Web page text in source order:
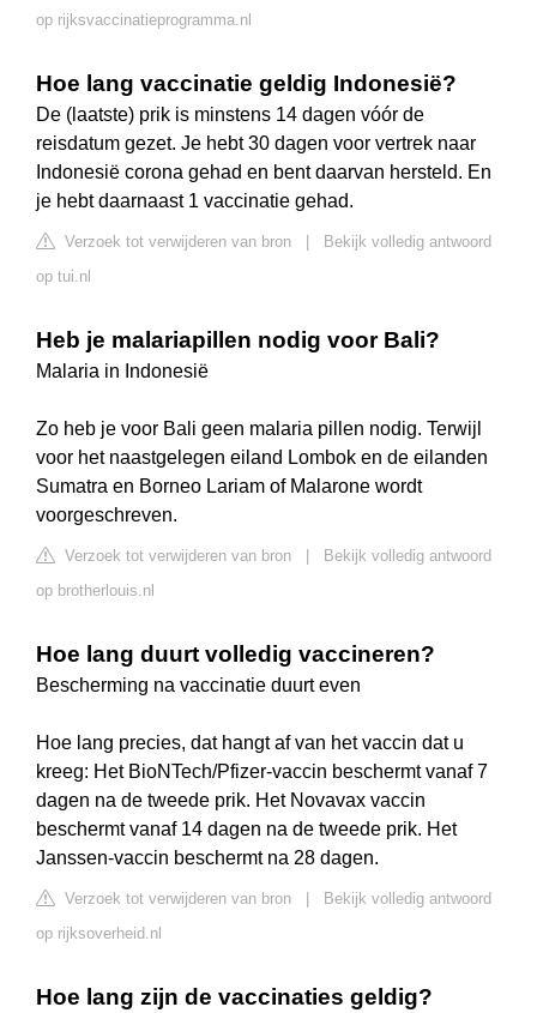
op rijksvaccinatieprogramma.nl
Hoe lang vaccinatie geldig Indonesië?
De (laatste) prik is minstens 14 dagen vóór de
reisdatum gezet. Je hebt 30 dagen voor vertrek naar
Indonesië corona gehad en bent daarvan hersteld. En
je hebt daarnaast 1 vaccinatie gehad.
Verzoek tot verwijderen van bron
Bekijk volledig antwoord
op tui.nl
Heb je malariapillen nodig voor Bali?
Malaria in Indonesië
Zo heb je voor Bali geen malaria pillen nodig. Terwijl
voor het naastgelegen eiland Lombok en de eilanden
Sumatra en Borneo Lariam of Malarone wordt
voorgeschreven.
Verzoek tot verwijderen van bron
Bekijk volledig antwoord
op brotherlouis.nl
Hoe lang duurt volledig vaccineren?
Bescherming na vaccinatie duurt even
Hoe lang precies, dat hangt af van het vaccin dat u
kreeg: Het BioNTech/Pfizer-vaccin beschermt vanaf 7
dagen na de tweede prik. Het Novavax vaccin
beschermt vanaf 14 dagen na de tweede prik. Het
Janssen-vaccin beschermt na 28 dagen.
Verzoek tot verwijderen van bron
Bekijk volledig antwoord
op rijksoverheid.nl
Hoe lang zijn de vaccinaties geldig?